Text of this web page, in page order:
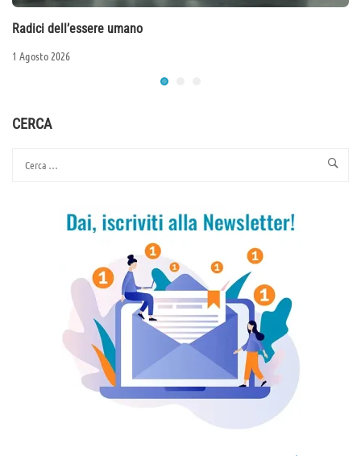
Radici dell’essere umano
1 Agosto 2026
CERCA